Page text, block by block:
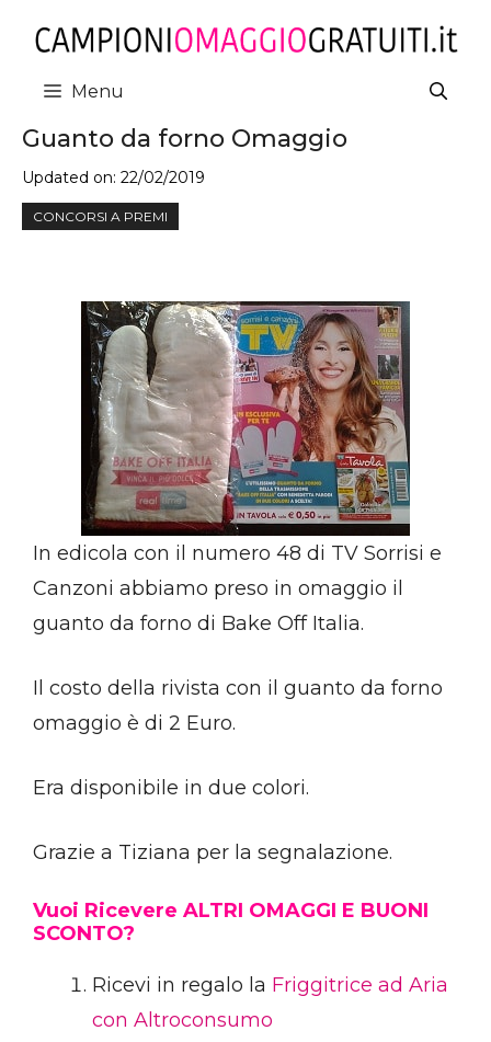
contenuto
Menu
Guanto da forno Omaggio
Updated on: 22/02/2019
CONCORSI A PREMI
In edicola con il numero 48 di TV Sorrisi e
Canzoni abbiamo preso in omaggio il
guanto da forno di Bake Off Italia.
Il costo della rivista con il guanto da forno
omaggio è di 2 Euro.
Era disponibile in due colori.
Grazie a Tiziana per la segnalazione.
Vuoi Ricevere ALTRI OMAGGI E BUONI
SCONTO?
Ricevi in regalo la Friggitrice ad Aria
con Altroconsumo